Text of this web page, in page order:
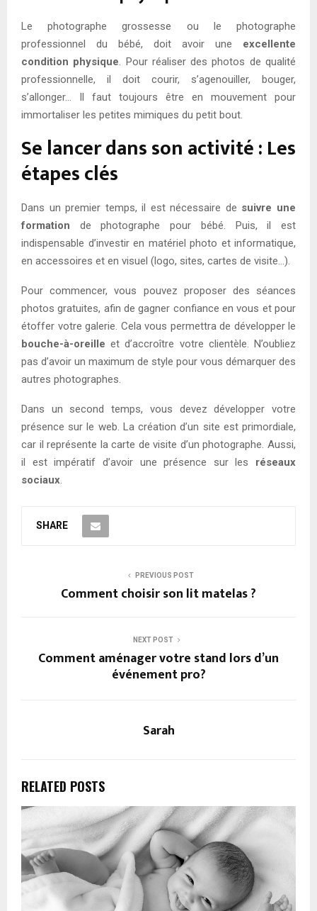
Le photographe grossesse ou le photographe
professionnel du bébé, doit avoir une excellente
condition physique. Pour réaliser des photos de qualité
professionnelle, il doit courir, s’agenouiller, bouger,
s’allonger… Il faut toujours être en mouvement pour
immortaliser les petites mimiques du petit bout.
Se lancer dans son activité : Les
étapes clés
Dans un premier temps, il est nécessaire de suivre une
formation de photographe pour bébé. Puis, il est
indispensable d’investir en matériel photo et informatique,
en accessoires et en visuel (logo, sites, cartes de visite…).
Pour commencer, vous pouvez proposer des séances
photos gratuites, afin de gagner confiance en vous et pour
étoffer votre galerie. Cela vous permettra de développer le
bouche-à-oreille et d’accroître votre clientèle. N’oubliez
pas d’avoir un maximum de style pour vous démarquer des
autres photographes.
Dans un second temps, vous devez développer votre
présence sur le web. La création d’un site est primordiale,
car il représente la carte de visite d’un photographe. Aussi,
il est impératif d’avoir une présence sur les réseaux
sociaux.
SHARE
PREVIOUS POST
Comment choisir son lit matelas ?
NEXT POST
Comment aménager votre stand lors d’un
événement pro?
Sarah
RELATED POSTS